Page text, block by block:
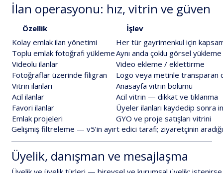
İlan operasyonu: hız, vitrin ve güven
Özellik
İşlev
Kolay emlak ilan yönetimi Her tür gayrimenkul için
Toplu emlak fotoğrafı yüklemeAynı anda çoklu görsel yükleme
Videolu ilanlar Video ekleme / eklettirme
Fotoğraflar üzerinde filigran Logo veya metinle transparan
Vitrin ilanları Anasayfa vitrin bölümü
Acil ilanlar Acil vitrin — dikkat ve tıklanma
Favori ilanlar Üyeler ilanları kaydedip sonra
Emlak projeleri GYO ve proje satışları vitrini
Gelişmiş filtreleme — v5’in ayırt edici tarafı; ziyaretçinin aradığı
Üyelik, danışman ve mesajlaşma